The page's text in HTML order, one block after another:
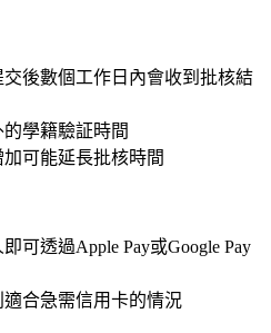
後數個工作日內會收到批核結
學籍驗証時間
可能延長批核時間
可透過Apple Pay或Google Pay
合急需信用卡的情況